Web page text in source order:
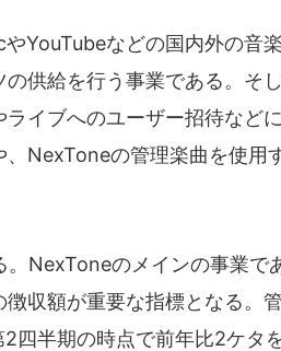
YouTubeなどの国内外の音
供給を行う事業である。そ
イブへのユーザー招待など
NexToneの管理楽曲を使用
NexToneのメインの事業で
収額が重要な指標となる。
四半期の時点で前年比2ケタ